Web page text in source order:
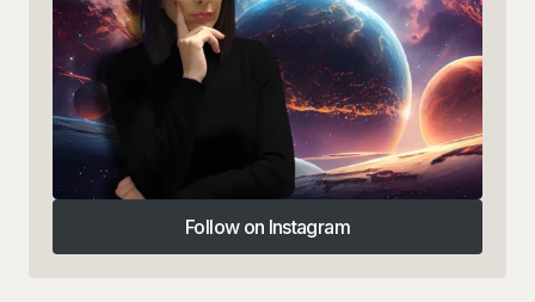
Follow on Instagram
Follow on Instagram